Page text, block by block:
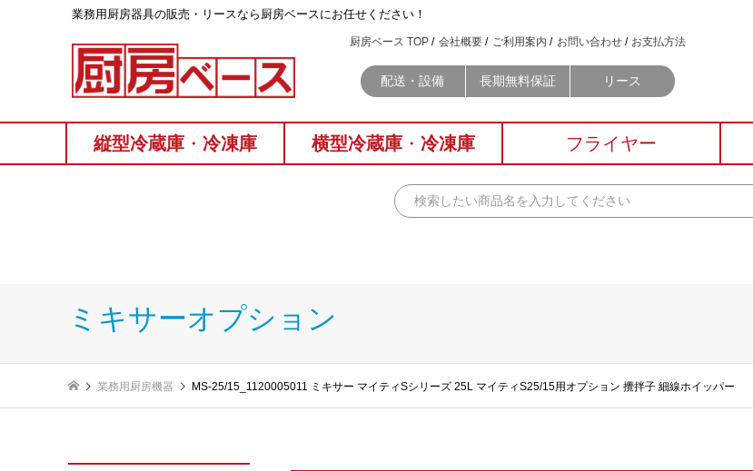
業務⽤厨房器具の販売・リースなら厨房ベースにお任せください！
厨房ベース TOP 会社概要 ご利用案内 お問い合わせ お支払方法
配送・設備 長期無料保証 リース
縦型冷蔵庫 ・ 冷凍庫 横型冷蔵庫 ・ 冷凍庫 フライヤー
ミキサーオプション
業務用厨房機器 MS-25/15_1120005011 ミキサー マイティSシリーズ 25L マイティS25/15用オプション 攪拌子 細線ホイッパー